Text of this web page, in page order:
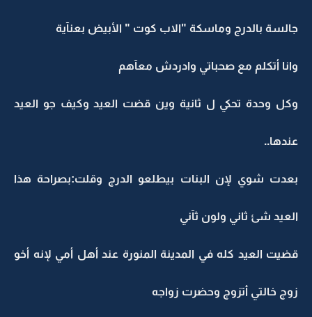
جالسة بالدرج وماسكة "الاب كوت " الأبيض بعنآية
وانا أتكلم مع صحباتي وادردش معآهم
وكل وحدة تحكي ل ثانية وين قضت العيد وكيف جو العيد
عندها..
بعدت شوي لإن البنات بيطلعو الدرج وقلت:بصراحة هذا
العيد شئ ثاني ولون ثآني
قضيت العيد كله في المدينة المنورة عند أهل أمي لإنه أخو
زوج خالتي أتزوج وحضرت زواجه